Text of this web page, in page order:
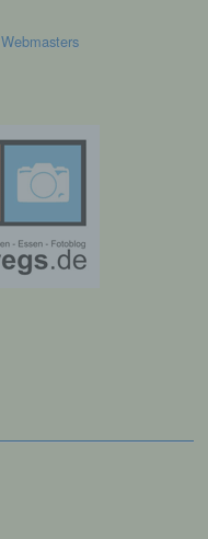
Verhalten,
Verarbeitung
in einer Weise,
Daten